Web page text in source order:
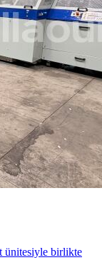
ünitesiyle birlikte